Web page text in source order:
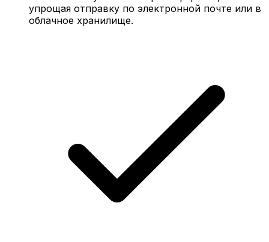
упрощая отправку по электронной почте или в
облачное хранилище.